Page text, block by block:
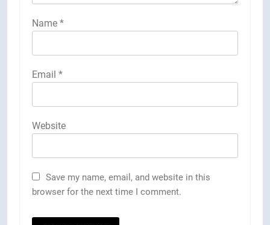
Name *
Email *
Website
Save my name, email, and website in this
browser for the next time I comment.